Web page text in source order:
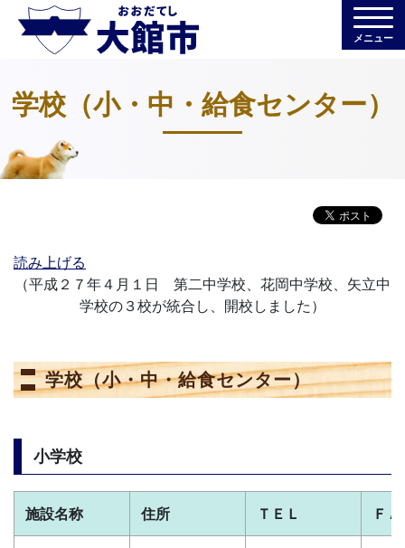
メニュー
学校（小・中・給食センター）
読み上げる
（平成２７年４月１日 第二中学校、花岡中学校、矢立中
学校の３校が統合し、開校しました）
学校（小・中・給食センター）
小学校
施設名称 住所 ＴＥＬ Ｆ